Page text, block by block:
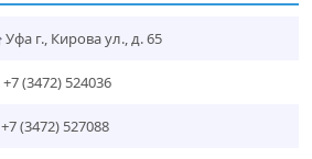
Уфа г., Кирова ул., д. 65
+7 (3472) 524036
+7 (3472) 527088